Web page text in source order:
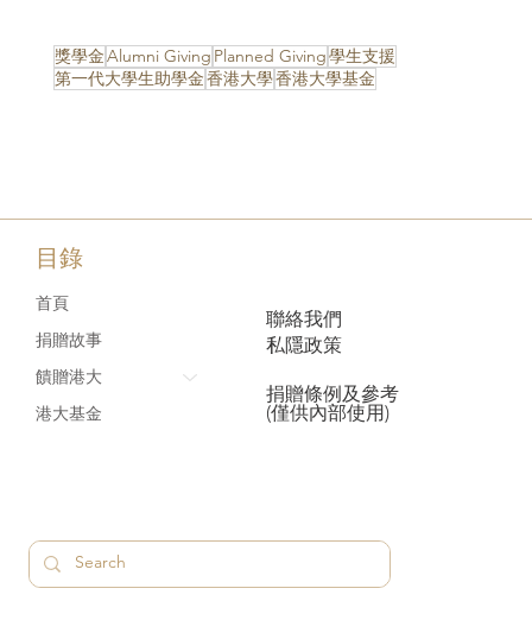
獎學金Alumni Giving Planned Giving學生支援
第一代大學生助學金香港大學香港大學基金
目錄
首頁
捐贈故事
饋贈港大
港大基金
聯絡我們
私隱政策
捐贈條例及參考
(僅供內部使用)